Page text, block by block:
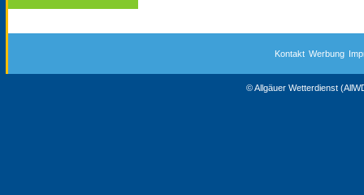
Kontakt Werbung
© Allgäuer Wetterdienst